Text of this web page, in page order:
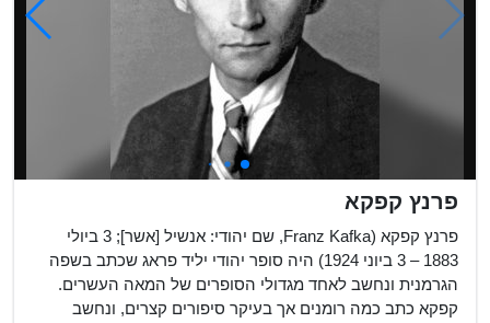
פרנץ קפקא
פרנץ קפקא (Franz Kafka, שם יהודי: אנשיל [אשר]; ‏3 ביולי
1883 – 3 ביוני 1924) היה סופר יהודי יליד פראג שכתב בשפה
הגרמנית ונחשב לאחד מגדולי הסופרים של המאה העשרים.
קפקא כתב כמה רומנים אך בעיקר סיפורים קצרים, ונחשב